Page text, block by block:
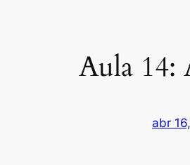
Aula 14:
abr